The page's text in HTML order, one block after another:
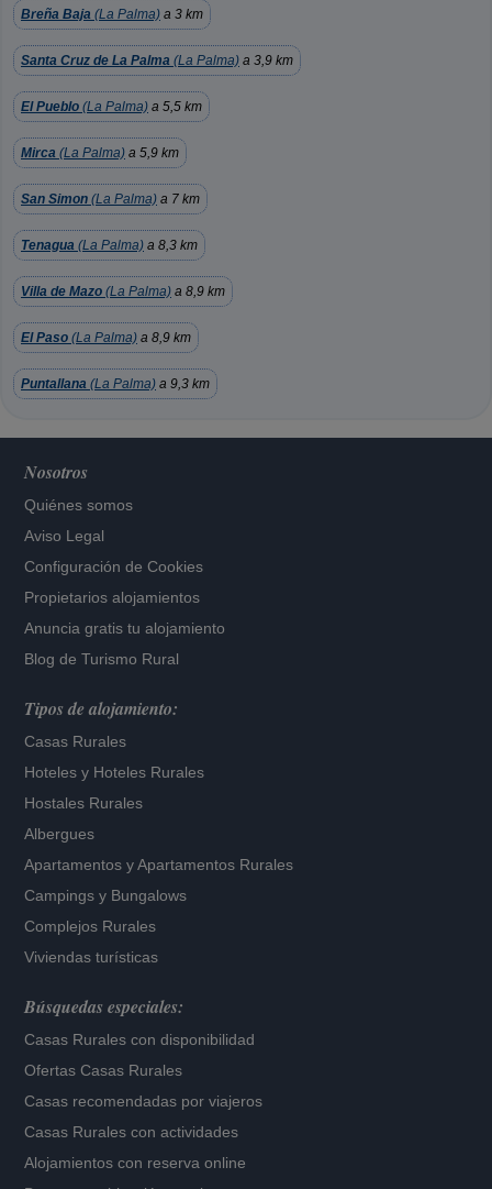
Breña Baja (La Palma) a 3 km
Santa Cruz de La Palma (La Palma) a 3,9 km
El Pueblo (La Palma) a 5,5 km
Mirca (La Palma) a 5,9 km
San Simon (La Palma) a 7 km
Tenagua (La Palma) a 8,3 km
Villa de Mazo (La Palma) a 8,9 km
El Paso (La Palma) a 8,9 km
Puntallana (La Palma) a 9,3 km
Nosotros
Quiénes somos
Aviso Legal
Configuración de Cookies
Propietarios alojamientos
Anuncia gratis tu alojamiento
Blog de Turismo Rural
Tipos de alojamiento:
Casas Rurales
Hoteles y Hoteles Rurales
Hostales Rurales
Albergues
Apartamentos yApartamentos Rurales
Campings y Bungalows
Complejos Rurales
Viviendas turísticas
Búsquedas especiales:
Casas Rurales con disponibilidad
Ofertas Casas Rurales
Casas recomendadas por viajeros
Casas Rurales con actividades
Alojamientos con reserva online